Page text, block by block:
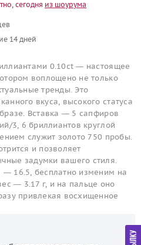
сегодня из шоурума
14 дней
0.10ct — настоящее
воплощено не только
тренды. Это
вкуса, высокого статуса
Вставка — 5 сапфиров
3, 6 бриллиантов круглой
служит золото 750 пробы.
и позволяет
задумки вашего стиля.
16.5, бесплатно изменим на
— 3.17 г, и на пальце оно
привлекая восхищенное